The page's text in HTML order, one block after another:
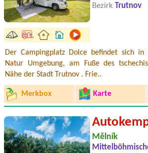
Bezirk
Trutnov
Der Campingplatz Dolce befindet sich in
Natur Umgebung, am Fuße des
Nähe der Stadt Trutnov . Frie..
Merkbox Karte
Mělník